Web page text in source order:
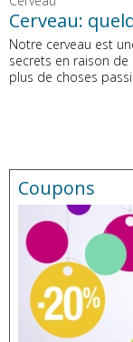
Cerveau:
Notre cerveau est
secrets en raison
plus de choses
Coupons